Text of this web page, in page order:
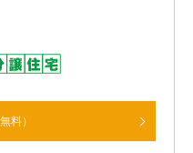
料）